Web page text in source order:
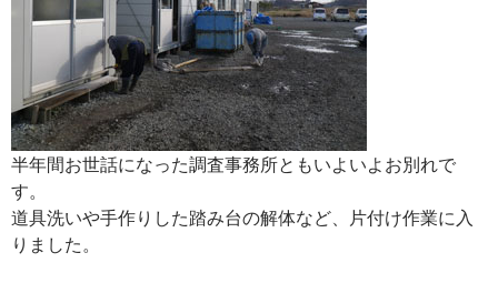
半年間お世話になった調査事務所ともいよいよお別れで
す。
道具洗いや手作りした踏み台の解体など、片付け作業に入
りました。